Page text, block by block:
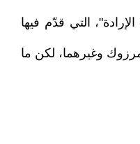
وحرية الإرادة"، التي قدّم فيها
وغيرهما، لكن ما